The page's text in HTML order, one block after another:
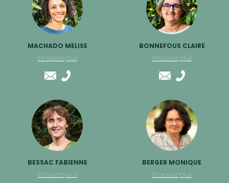
MACHADO MELISE
En savoir plus
BONNEFOUS CLAIRE
En savoir plus
BESSAC FABIENNE
En savoir plus
BERGER MONIQUE
En savoir plus